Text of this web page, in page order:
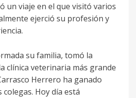
un viaje en el que visitó varios
ejerció su profesión y
su familia, tomó la
clínica veterinaria más grande
Herrero ha ganado
Hoy día está